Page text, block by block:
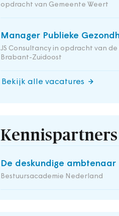
opdracht van Gemeente Weert
Manager Publieke
JS Consultancy in opdracht van de
Brabant-Zuidoost
Bekijk alle vacatures
Kennispartners
De deskundige ambtenaar
Bestuursacademie Nederland